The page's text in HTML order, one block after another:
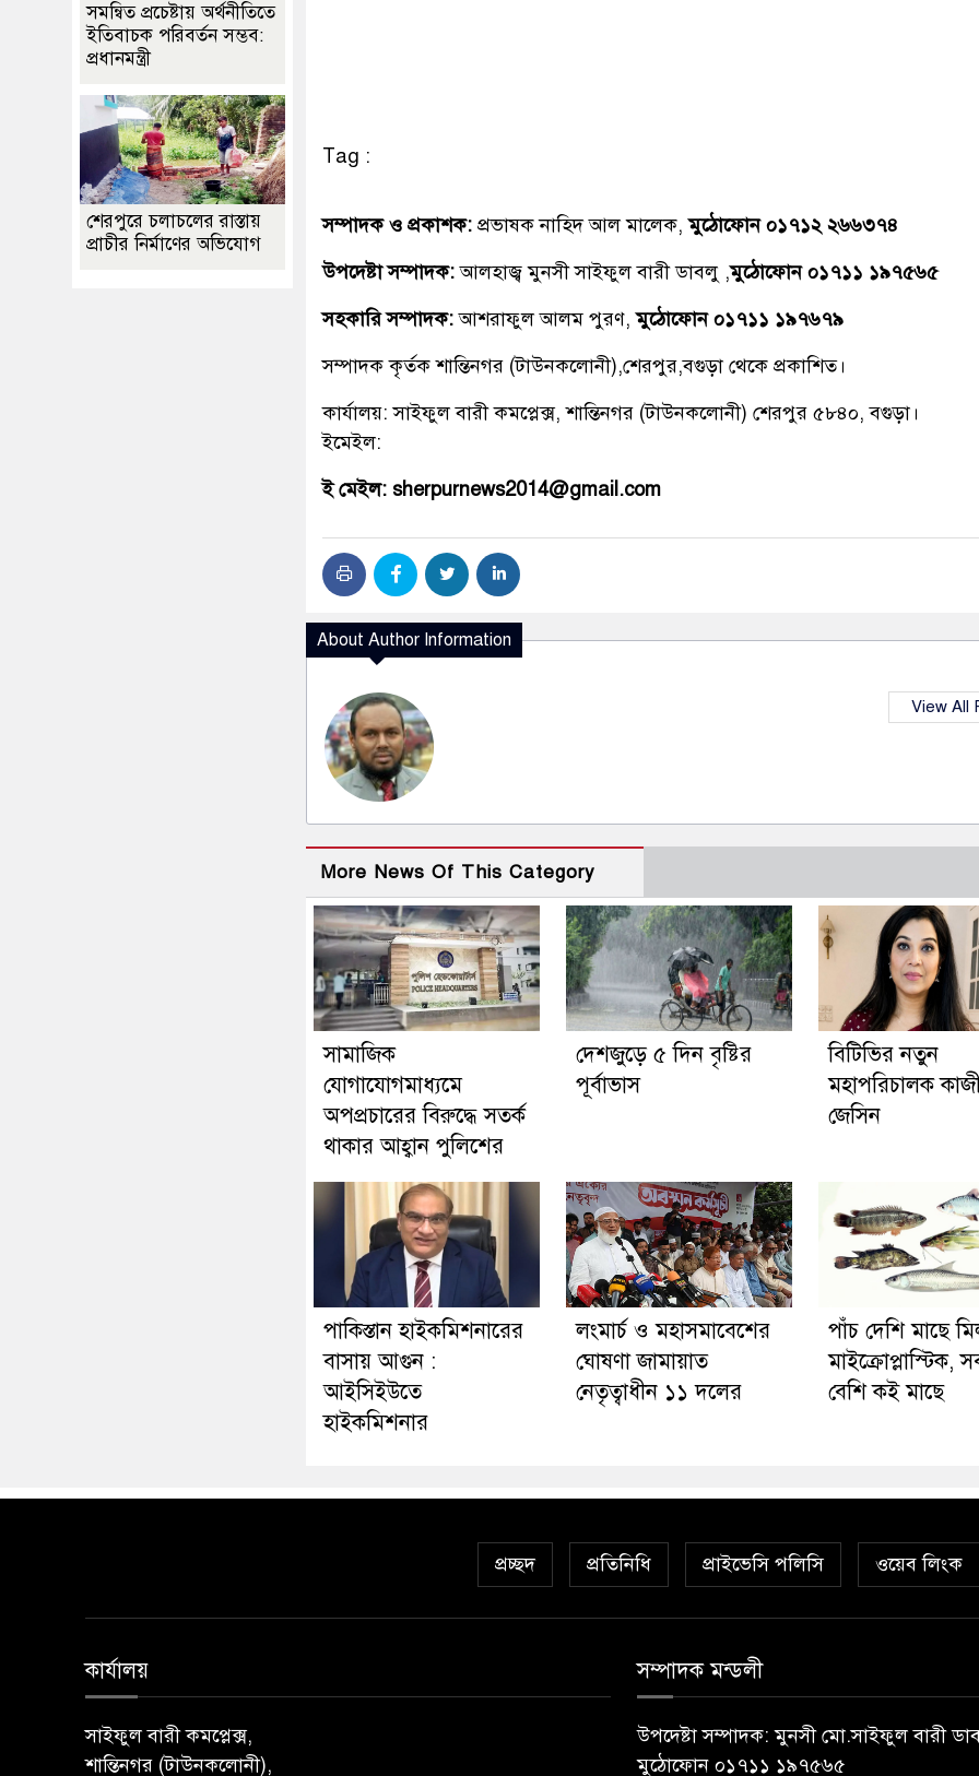
Tag :
সম্পাদক ও প্রকাশক: প্রভাষক নাহিদ আল মালেক,মুঠোফোন ০১৭১২ ২৬৬৩৭৪
উপদেষ্টা সম্পাদক:আলহাজ্ব মুনসী সাইফুল বারী ডাবলু ,মুঠোফোন ০১৭১১ ১৯৭৫৬৫
সহকারি সম্পাদক:আশরাফুল আলম পুরণ,মুঠোফোন ০১৭১১ ১৯৭৬৭৯
সম্পাদক কৃর্তক শান্তিনগর (টাউনকলোনী),শেরপুর,বগুড়া থেকে প্রকাশিত।
কার্যালয়: সাইফুল বারী কমপ্লেক্স, শান্তিনগর (টাউনকলোনী) শেরপুর ৫৮৪০, বগুড়া।
ইমেইল:
ই মেইল: sherpurnews2014@gmail.com
About Author Information
View All
More News Of This Category
সামাজিক
যোগাযোগমাধ্যমে
অপপ্রচারের বিরুদ্ধে সতর্ক
থাকার আহ্বান পুলিশের
দেশজুড়ে ৫ দিন বৃষ্টির
পূর্বাভাস
বিটিভির নতুন
মহাপরিচালক
জেসিন
পাকিস্তান হাইকমিশনারের
বাসায় আগুন :
আইসিইউতে
হাইকমিশনার
লংমার্চ ও মহাসমাবেশের
ঘোষণা জামায়াত
নেতৃত্বাধীন ১১ দলের
পাঁচ দেশি মাছে
মাইক্রোপ্লাস্টিক,
বেশি কই মাছে
সমন্বিত প্রচেষ্টায় অর্থনীতিতে
ইতিবাচক পরিবর্তন সম্ভব:
প্রধানমন্ত্রী
শেরপুরে চলাচলের রাস্তায়
প্রাচীর নির্মাণের অভিযোগ
প্রচ্ছদ প্রতিনিধি প্রাইভেসি পলিসি ওয়েব লিংক
কার্যালয়
সাইফুল বারী কমপ্লেক্স,
শান্তিনগর (টাউনকলোনী),
সম্পাদক মন্ডলী
উপদেষ্টা সম্পাদক: মুনসী মো.সাইফুল বারী
মুঠোফোন ০১৭১১ ১৯৭৫৬৫